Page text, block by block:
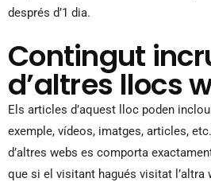
després d’1 dia.
Contingut
d’altres llocs
Els articles d’aquest lloc poden
exemple, vídeos, imatges, articles,
d’altres webs es comporta
que si el visitant hagués visitat l’altra